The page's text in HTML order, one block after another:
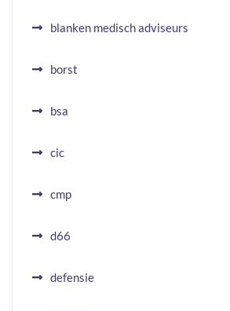
blanken medisch adviseurs
borst
bsa
cic
cmp
d66
defensie